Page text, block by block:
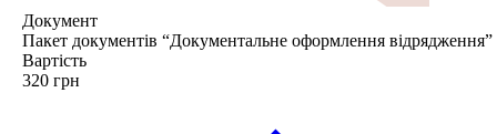
Документ
Пакет документів “Документальне оформлення відрядження”
Вартість
320 грн